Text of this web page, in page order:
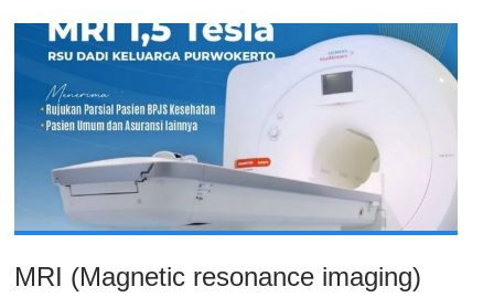
MRI (Magnetic resonance imaging)